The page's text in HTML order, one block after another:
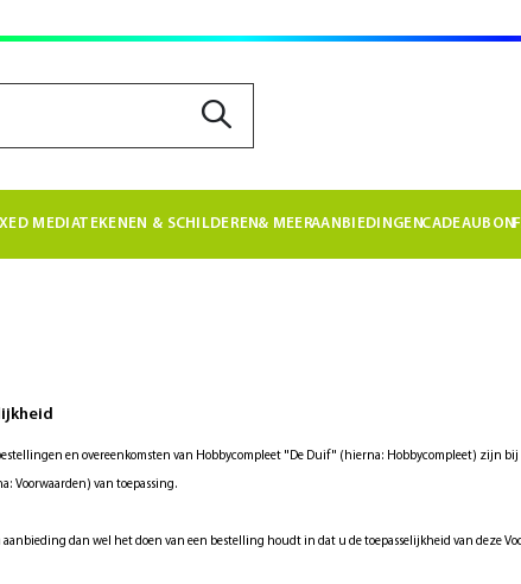
MEDIATEKENEN & SCHILDEREN& MEERAANBIEDINGENCADEAUBON
en overeenkomsten van Hobbycompleet "De Duif" (hierna: Hobbycompleet) zijn
Voorwaarden) van toepassing.
aanbieding dan wel het doen van een bestelling houdt in dat u de toepasselijkheid van deze